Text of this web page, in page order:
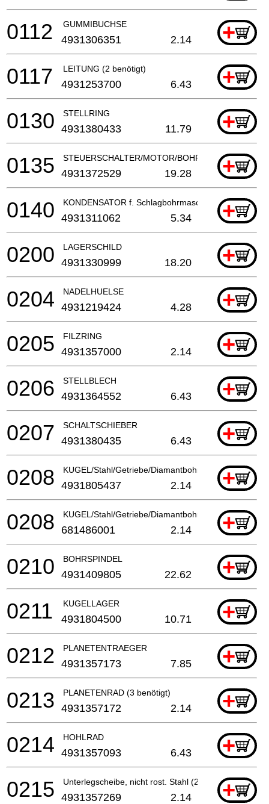
GUMMIBUCHSE +
0112 4931306351 2.14
LEITUNG (2 benötigt) +
0117 4931253700 6.43
STELLRING +
0130 4931380433 11.79
STEUERSCHALTER/MOTOR/BOHRHAMMER
+
0135 4931372529 19.28
KONDENSATOR f. Schlagbohrmaschine +
0140 4931311062 5.34
LAGERSCHILD +
0200 4931330999 18.20
NADELHUELSE +
0204 4931219424 4.28
FILZRING +
0205 4931357000 2.14
STELLBLECH +
0206 4931364552 6.43
SCHALTSCHIEBER +
0207 4931380435 6.43
KUGEL/Stahl/Getriebe/Diamantbohrmaschine
+
0208 4931805437 2.14
KUGEL/Stahl/Getriebe/Diamantbohrmaschine
+
0208 681486001 2.14
BOHRSPINDEL +
0210 4931409805 22.62
KUGELLAGER +
0211 4931804500 10.71
PLANETENTRAEGER +
0212 4931357173 7.85
PLANETENRAD (3 benötigt) +
0213 4931357172 2.14
HOHLRAD +
0214 4931357093 6.43
Unterlegscheibe, nicht rost. Stahl (2 benötigt)
+
0215 4931357269 2.14